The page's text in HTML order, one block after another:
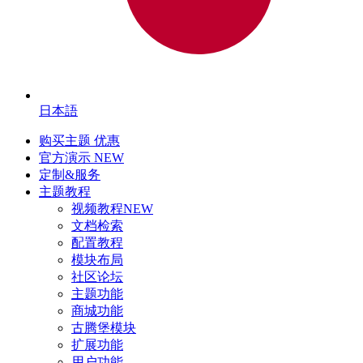
日本語
购买主题 优惠
官方演示 NEW
定制&服务
主题教程
视频教程NEW
文档检索
配置教程
模块布局
社区论坛
主题功能
商城功能
古腾堡模块
扩展功能